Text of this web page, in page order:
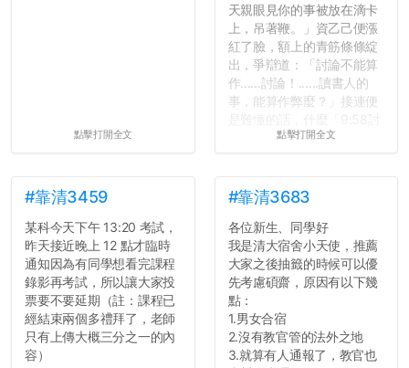
點擊打開全文
天親眼見你的事被放在滴卡
上，吊著鞭。」資乙己便漲
紅了臉，額上的青筋條條綻
出，爭辯道：「討論不能算
作......討論！......讀書人的
事，能算作弊麼？」接連便
論考題難度」，什麼「名譽
的空氣。...
點擊打開全文
#靠清3459
某科今天下午 13:20 考試，
昨天接近晚上 12 點才臨時
通知因為有同學想看完課程
錄影再考試，所以讓大家投
票要不要延期（註：課程已
經結束兩個多禮拜了，老師
只有上傳大概三分之一的內
容）
#靠清3683
各位新生、同學好
我是清大宿舍小天使，推薦
大家之後抽籤的時候可以優
先考慮碩齋，原因有以下幾
點：
1.男女合宿
2.沒有教官管的法外之地
3.就算有人通報了，教官也